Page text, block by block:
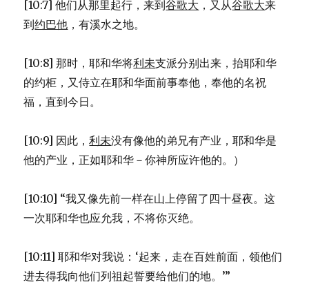
[10:7] 他们从那里起行，来到谷歌大 ，又从谷歌大来
到约巴他 ，有溪水之地。
[10:8] 那时，耶和华将利未支派分别出来，抬耶和华
的约柜，又侍立在耶和华面前事奉他，奉他的名祝
福，直到今日。
[10:9] 因此，利未没有像他的弟兄有产业，耶和华是
他的产业，正如耶和华－你神所应许他的。）
[10:10] “我又像先前一样在山上停留了四十昼夜。这
一次耶和华也应允我，不将你灭绝。
[10:11] 耶和华对我说：‘起来，走在百姓前面，领他们
进去得我向他们列祖起誓要给他们的地。’”